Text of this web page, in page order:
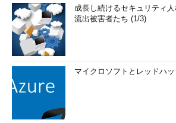
成長し続けるセキュリティ
流出被害者たち (1/3)
マイクロソフトとレッドハ